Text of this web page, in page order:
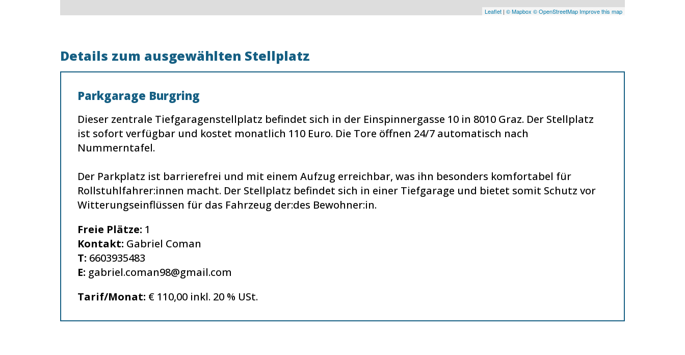
Leaflet| © Mapbox © OpenStreetMap Improve this map
Details zum ausgewählten Stellplatz
Parkgarage Burgring
Dieser zentrale Tiefgaragenstellplatz befindet sich in der Einspinnergasse 10 in 8010 Graz. Der Stellplatz
ist sofort verfügbar und kostet monatlich 110 Euro. Die Tore öffnen 24/7 automatisch nach
Nummerntafel.
Der Parkplatz ist barrierefrei und mit einem Aufzug erreichbar, was ihn besonders komfortabel für
Rollstuhlfahrer:innen macht. Der Stellplatz befindet sich in einer Tiefgarage und bietet somit Schutz vor
Witterungseinflüssen für das Fahrzeug der:des Bewohner:in.
Freie Plätze: 1
Kontakt: Gabriel Coman
T: 6603935483
E: gabriel.coman98@gmail.com
Tarif/Monat: € 110,00 inkl. 20 % USt.